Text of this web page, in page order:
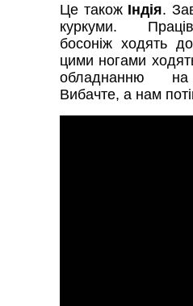
Це також Індія.
куркуми.
босоніж ходять
цими ногами
обладнанню на
Вибачте, а нам